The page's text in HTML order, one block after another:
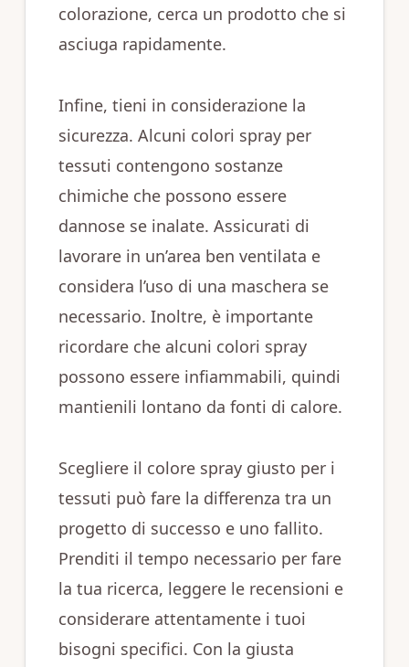
colorazione, cerca un prodotto che si
asciuga rapidamente.
Infine, tieni in considerazione la
sicurezza. Alcuni colori spray per
tessuti contengono sostanze
chimiche che possono essere
dannose se inalate. Assicurati di
lavorare in un’area ben ventilata e
considera l’uso di una maschera se
necessario. Inoltre, è importante
ricordare che alcuni colori spray
possono essere infiammabili, quindi
mantienili lontano da fonti di calore.
Scegliere il colore spray giusto per i
tessuti può fare la differenza tra un
progetto di successo e uno fallito.
Prenditi il tempo necessario per fare
la tua ricerca, leggere le recensioni e
considerare attentamente i tuoi
bisogni specifici. Con la giusta